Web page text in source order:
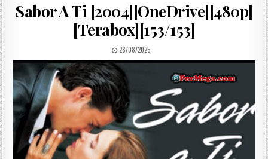
Sabor A Ti [2004][OneDrive][480p]
[Terabox][153/153]
PUBLISHED DATE:
28/08/2025